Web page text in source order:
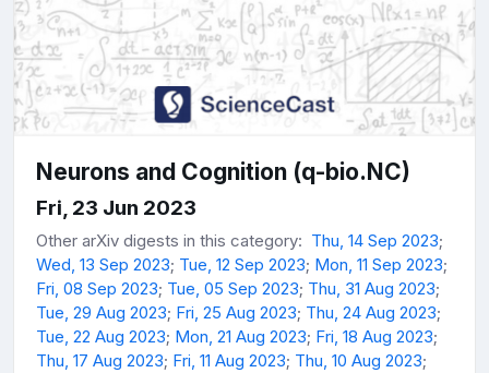
Neurons and Cognition (q-bio.NC)
Fri, 23 Jun 2023
Other arXiv digests in this category: Thu, 14 Sep 2023;
Wed, 13 Sep 2023; Tue, 12 Sep 2023; Mon, 11 Sep 2023;
Fri, 08 Sep 2023; Tue, 05 Sep 2023; Thu, 31 Aug 2023;
Tue, 29 Aug 2023; Fri, 25 Aug 2023; Thu, 24 Aug 2023;
Tue, 22 Aug 2023; Mon, 21 Aug 2023; Fri, 18 Aug 2023;
Thu, 17 Aug 2023; Fri, 11 Aug 2023; Thu, 10 Aug 2023;